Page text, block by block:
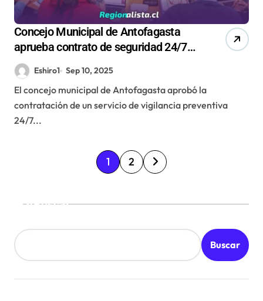
Concejo Municipal de Antofagasta
aprueba contrato de seguridad 24/7
en sector del exvertedero La Chimba
Eshiro1 Sep 10, 2025
El concejo municipal de Antofagasta aprobó la
contratación de un servicio de vigilancia preventiva
24/7...
P
a
a
c
1 2
Buscar
Buscar